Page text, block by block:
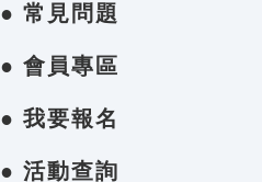
● 常見問題
● 會員專區
● 我要報名
● 活動查詢